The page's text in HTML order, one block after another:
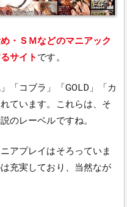
・ＳＭなどのマニアック
サイト です。
「コブラ」「GOLD」「カ
ています。これらは、そ
のレーベルですね。
アプレイはそろっていま
は充実しており、当然なが